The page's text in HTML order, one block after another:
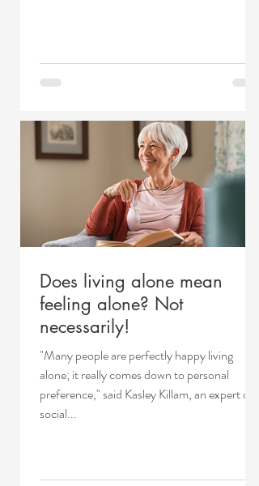
Does living alone mean
feeling alone? Not
necessarily!
"Many people are perfectly happy living
alone; it really comes down to personal
preference," said Kasley Killam, an expert on
social...